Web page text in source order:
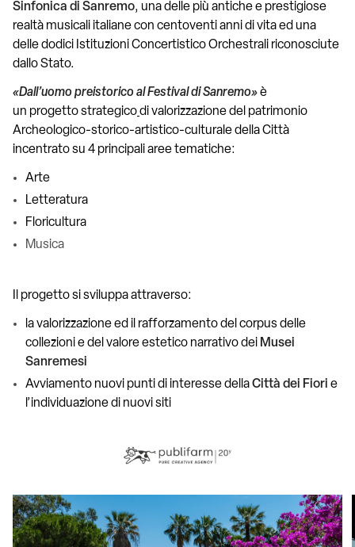
Sinfonica di Sanremo, una delle più antiche e prestigiose
realtà musicali italiane con centoventi anni di vita ed una
delle dodici Istituzioni Concertistico Orchestrali riconosciute
dallo Stato.
«Dall’uomo preistorico al Festival di Sanremo»è
un progetto strategicodi valorizzazione del patrimonio
Archeologico-storico-artistico-culturale della Città
incentrato su 4 principali aree tematiche:
Arte
Letteratura
Floricultura
Musica
Il progetto si sviluppa attraverso:
la valorizzazione ed il rafforzamento del corpus delle
collezioni e del valore estetico narrativo dei Musei
Sanremesi
Avviamento nuovi punti di interesse dellaCittà dei Fiori e
l’individuazione di nuovi siti